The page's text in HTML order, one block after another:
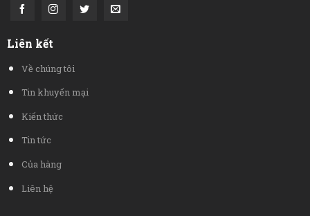
Liên kết
Về chúng tôi
Tin khuyến mại
Kiến thức
Tin tức
Của hàng
Liên hệ